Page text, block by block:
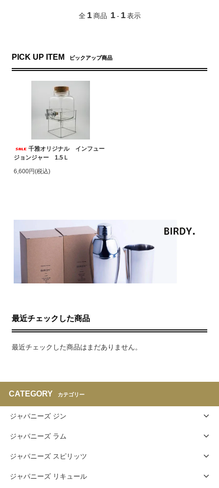
全 1 商品 1 - 1 表示
PICK UP ITEM ピックアップ商品
千雅オリジナル インフュー
ジョンジャー 1.5Ｌ
6,600円(税込)
最近チェックした商品
最近チェックした商品はまだありません。
CATEGORY カテゴリー
ジャパニーズ ジン
ジャパニーズ ラム
ジャパニーズ スピリッツ
ジャパニーズ リキュール